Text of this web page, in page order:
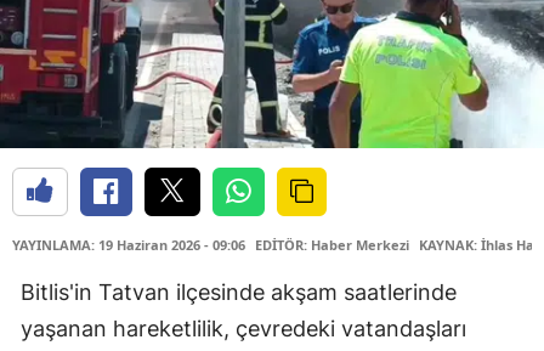
YAYINLAMA: 19 Haziran 2026 - 09:06 EDİTÖR: Haber Merkezi KAYNAK: İhlas
Bitlis'in Tatvan ilçesinde akşam saatlerinde
yaşanan hareketlilik, çevredeki vatandaşları